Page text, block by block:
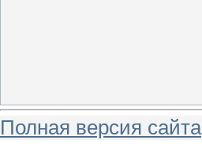
Полная версия сайта